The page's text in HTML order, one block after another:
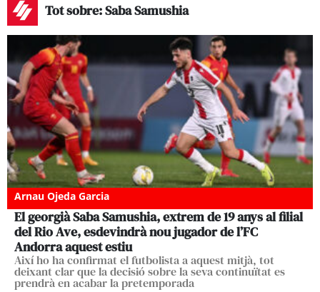
Tot sobre: Saba Samushia
Arnau Ojeda Garcia
El georgià Saba Samushia, extrem de 19 anys al filial
del Rio Ave, esdevindrà nou jugador de l’FC
Andorra aquest estiu
Així ho ha confirmat el futbolista a aquest mitjà, tot
deixant clar que la decisió sobre la seva continuïtat es
prendrà en acabar la pretemporada